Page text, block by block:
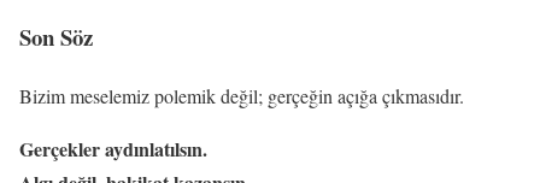
Son Söz
Bizim meselemiz polemik değil; gerçeğin açığa çıkmasıdır.
Gerçekler aydınlatılsın.